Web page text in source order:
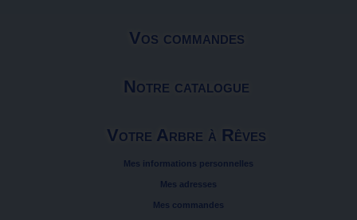
Vos commandes
Notre catalogue
Votre Arbre à Rêves
Mes informations personnelles
Mes adresses
Mes commandes